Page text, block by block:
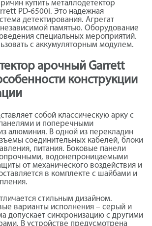
купить металлодетектор
PD-6500i. Это надежная
детектирования. Агрегат
памятью. Оборудование
специальных мероприятий.
с аккумуляторным модулем.
арочный Garrett
конструкции
собой классическую арку с
и поперечными
алюминия. В одной из перекладин
соединительных кабелей, блоки
питания. Боковые панели
водонепроницаемыми
от механического воздействия и
в комплекте с шайбами и
стильным дизайном.
варианты исполнения – серый и
допускает синхронизацию с другими
В устройстве предусмотрена